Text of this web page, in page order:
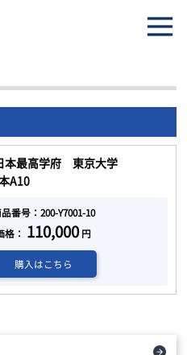
本最高学府 東京大学
A10
番号：200-Y7001-10
格： 110,000円
購入はこちら